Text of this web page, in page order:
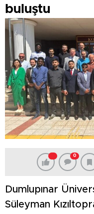
buluştu
0
Dumlupınar
Süleyman